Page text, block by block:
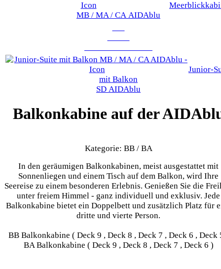
MB / MA / CA AIDAblu
Junior-
mit Balkon
SD AIDAblu
Balkonkabineauf der
Kategorie: BB / BA
In den geräumigen Balkonkabinen, meist ausgestattet mit
Sonnenliegen und einem Tisch auf dem Balkon, wird Ihre
Seereise zu einem besonderen Erlebnis. Genießen Sie die
unter freiem Himmel - ganz individuell und exklusiv. Jede
Balkonkabine bietet ein Doppelbett und zusätzlich Platz für
dritte und vierte Person.
BB Balkonkabine ( Deck 9 , Deck 8 , Deck 7 , Deck 6 , Deck
BA Balkonkabine ( Deck 9 , Deck 8 , Deck 7 , Deck 6 )